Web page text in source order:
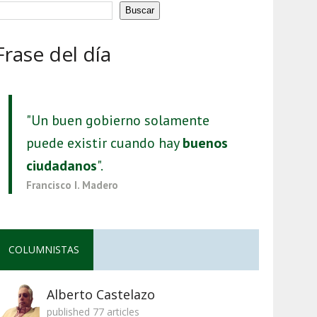
Buscar
del día
"Un buen gobierno solamente
puede existir cuando haybuenos
ciudadanos".
Francisco I. Madero
COLUMNISTAS
Alberto Castelazo
published 77 articles